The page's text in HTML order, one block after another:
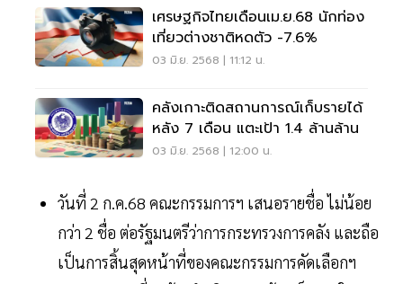
เศรษฐกิจไทยเดือนเม.ย.68 นักท่อง
เที่ยวต่างชาติหดตัว -7.6%
03 มิ.ย. 2568 | 11:12 น.
คลังเกาะติดสถานการณ์เก็บรายได้
หลัง 7 เดือน แตะเป้า 1.4 ล้านล้าน
03 มิ.ย. 2568 | 12:00 น.
วันที่ 2 ก.ค.68 คณะกรรมการฯ เสนอรายชื่อ ไม่น้อย
กว่า 2 ชื่อ ต่อรัฐมนตรีว่าการกระทรวงการคลัง และถือ
เป็นการสิ้นสุดหน้าที่ของคณะกรรมการคัดเลือกฯ